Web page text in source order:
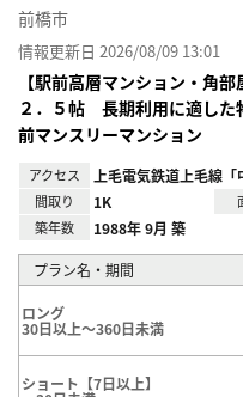
前橋市
情報更新日 2026/08/09 13:01
【駅前高層マンション・角
２．５帖 長期利用に適し
前マンスリーマンション
アクセス 上毛電気鉄道上毛線「
間取り 1K
築年数 1988年 9月 築
プラン名・期間
ロング
30日以上～360日未満
ショート【7日以上】